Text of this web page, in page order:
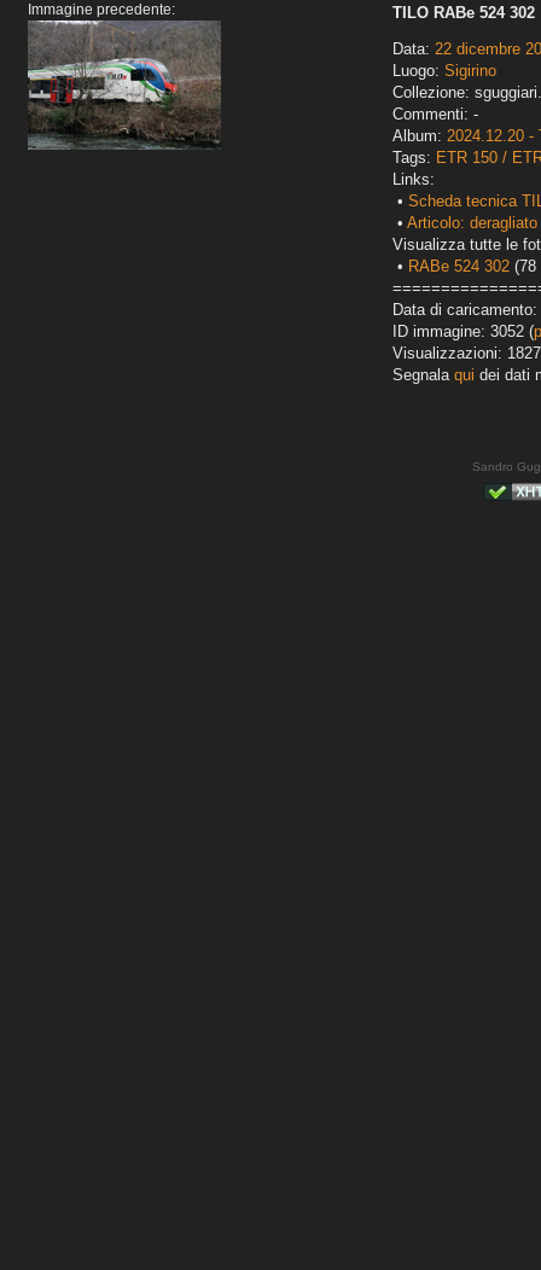
Immagine precedente:
TILO RABe 524 302
Data: 22 dicembre
Luogo: Sigirino
Collezione:
Commenti: -
Album: 2024.12.20 -
Tags: ETR 150 /
Links:
• Scheda tecnica
• Articolo:
Visualizza tutte le
• RABe 524 302 (78
Data di
ID immagine: 3052 (
Visualizzazioni: 1827
Segnala qui dei dati
Sandro